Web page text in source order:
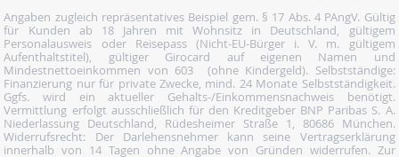
Angaben zugleich repräsentatives Beispiel gem. § 17 Abs. 4 PAngV. Gültig
für Kunden ab 18 Jahren mit Wohnsitz in Deutschland, gültigem
Personalausweis oder Reisepass (Nicht-EU-Bürger i. V. m. gültigem
Aufenthaltstitel), gültiger Girocard auf eigenen Namen und
Mindestnettoeinkommen von 603  (ohne Kindergeld). Selbstständige:
Finanzierung nur für private Zwecke, mind. 24 Monate Selbstständigkeit.
Ggfs. wird ein aktueller Gehalts-/Einkommensnachweis benötigt.
Vermittlung erfolgt ausschließlich für den Kreditgeber BNP Paribas S. A.
Niederlassung Deutschland, Rüdesheimer Straße 1, 80686 München.
Widerrufsrecht: Der Darlehensnehmer kann seine Vertragserklärung
innerhalb von 14 Tagen ohne Angabe von Gründen widerrufen. Zur